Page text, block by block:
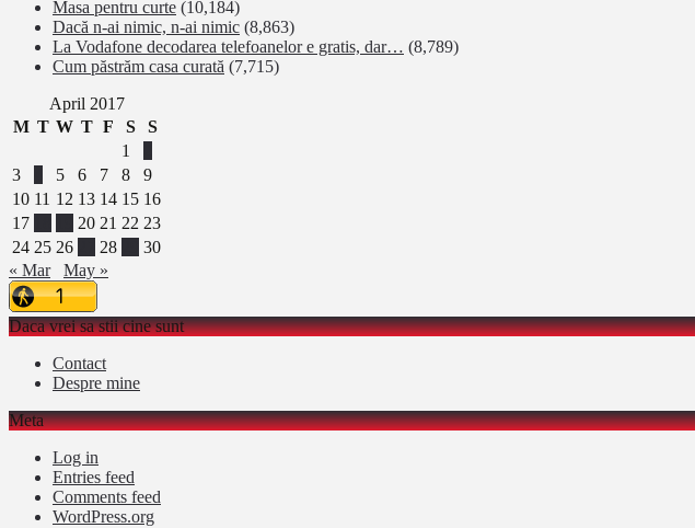
Masa pentru curte (10,184)
Dacă n-ai nimic, n-ai nimic (8,863)
La Vodafone decodarea telefoanelor e gratis, dar… (8,789)
Cum păstrăm casa curată (7,715)
April 2017
M T W T F S
S
1
3
5 6 7 8
9
10 11 12 13 14 15 16
17
20 21 22 23
24 25 26 28
30
« Mar
May »
Daca vrei sa stii cine sunt
Contact
Despre mine
Meta
Log in
Entries feed
Comments feed
WordPress.org